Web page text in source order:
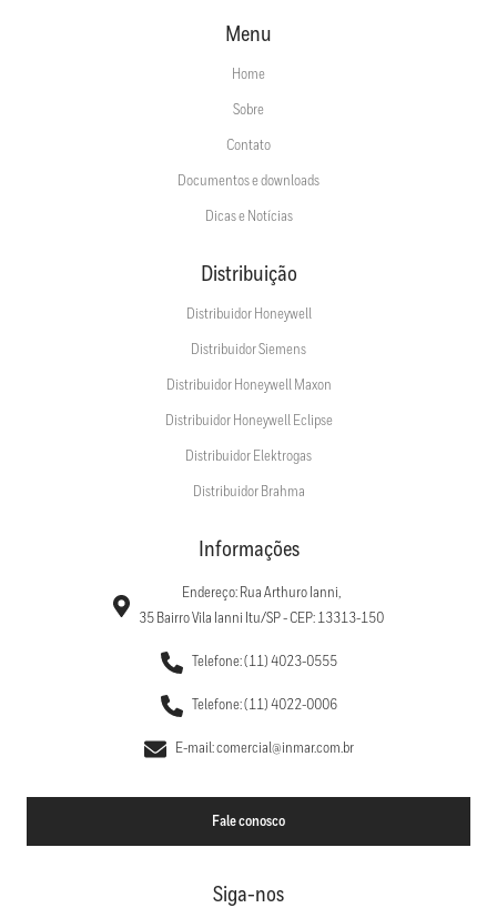
Menu
Home
Sobre
Contato
Documentos e downloads
Dicas e Notícias
Distribuição
Distribuidor Honeywell
Distribuidor Siemens
Distribuidor Honeywell Maxon
Distribuidor Honeywell Eclipse
Distribuidor Elektrogas
Distribuidor Brahma
Informações
Endereço: Rua Arthuro Ianni,
35 Bairro Vila Ianni Itu/SP - CEP: 13313-150
Telefone: (11) 4023-0555
Telefone: (11) 4022-0006
E-mail: comercial@inmar.com.br
Fale conosco
Siga-nos